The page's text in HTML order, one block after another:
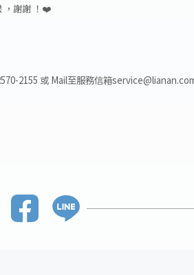
，謝謝 ！❤️
2155 或 Mail至服務信箱